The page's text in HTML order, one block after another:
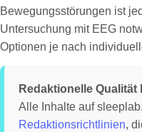
Bewegungsstörungen ist
Untersuchung mit EEG
Optionen je nach
Redaktionelle Qualität
Alle Inhalte auf
Redaktionsrichtlinien,